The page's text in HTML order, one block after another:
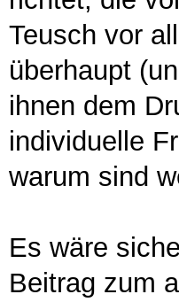
Teusch vor
überhaupt
ihnen dem
individuelle
warum sind
Es wäre
Beitrag zum